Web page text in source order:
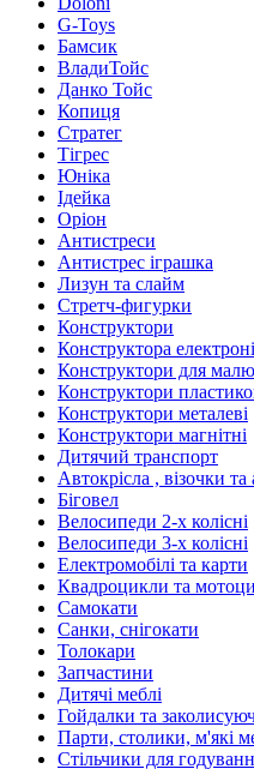
G-Toys
Бамсик
ВладиТойс
Данко Тойс
Копиця
Стратег
Тігрес
Юніка
Ідейка
Оріон
Антистреси
Антистрес іграшка
Лизун та слайм
Стретч-фигурки
Конструктори
Конструктора електроні
Конструктори для
Конструктори
Конструктори металеві
Конструктори магнітні
Дитячий транспорт
Автокрісла , візочки та
Біговел
Велосипеди 2-х колісні
Велосипеди 3-х колісні
Електромобілі та карти
Квадроцикли та
Самокати
Санки, снігокати
Толокари
Запчастини
Дитячі меблі
Гойдалки та
Парти, столики, м'які
Стільчики для